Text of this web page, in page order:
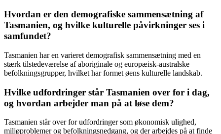
Hvordan er den demografiske sammensætning af
Tasmanien, og hvilke kulturelle påvirkninger ses i
samfundet?
Tasmanien har en varieret demografisk sammensætning med en
stærk tilstedeværelse af aboriginale og europæisk-australske
befolkningsgrupper, hvilket har formet øens kulturelle landskab.
Hvilke udfordringer står Tasmanien over for i dag,
og hvordan arbejder man på at løse dem?
Tasmanien står over for udfordringer som økonomisk ulighed,
miljøproblemer og befolkningsnedgang, og der arbejdes på at finde